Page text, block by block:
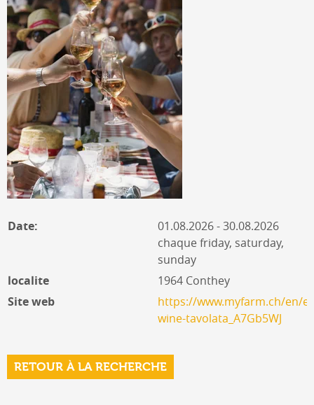
Date:
01.08.2026 - 30.08.2026
chaque friday, saturday,
sunday
localite
1964 Conthey
Site web
https://www.myfarm.ch/en/
wine-tavolata_A7Gb5WJ
RETOUR À LA RECHERCHE